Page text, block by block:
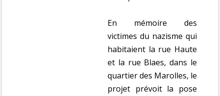
En mémoire des
victimes du nazisme qui
habitaient la rue Haute
et la rue Blaes, dans le
quartier des Marolles, le
projet prévoit la pose